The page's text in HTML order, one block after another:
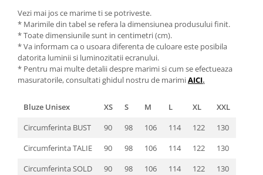
Vezi mai jos ce marime ti se potriveste.
* Marimile din tabel se refera la dimensiunea produsului finit.
* Toate dimensiunile sunt in centimetri (cm).
* Va informam ca o usoara diferenta de culoare este posibila
datorita luminii si luminozitatii ecranului.
* Pentru mai multe detalii despre marimi si cum se efectueaza
masuratorile, consultati ghidul nostru de marimiAICI.
Bluze Unisex XS S M L XL
XXL
Circumferinta BUST
90 98 106 114 122
130
Circumferinta TALIE
90 98 106 114 122
130
Circumferinta SOLD
90 98 106 114 122
130